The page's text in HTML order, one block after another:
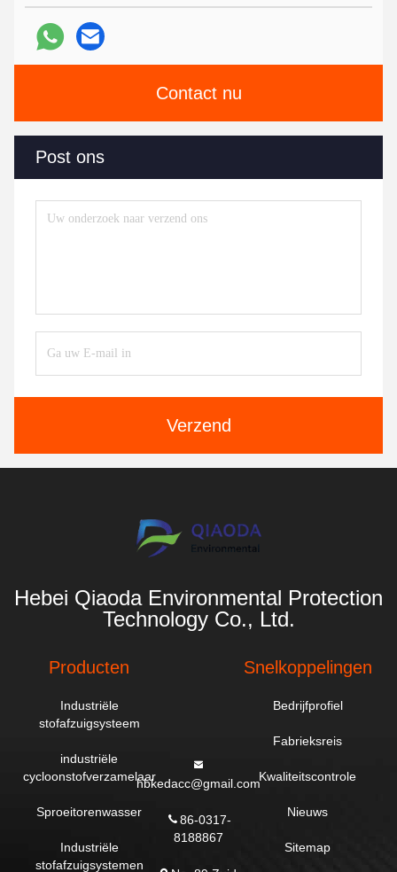
Contact nu
Post ons
Verzend
Hebei Qiaoda Environmental Protection
Technology Co., Ltd.
Producten
Industriële
stofafzuigsysteem
industriële
cycloonstofverzamelaar
Sproeitorenwasser
Industriële
stofafzuigsystemen
hbkedacc@gmail.com
86-0317-
8188867
Snelkoppelingen
Bedrijfprofiel
Fabrieksreis
Kwaliteitscontrole
Nieuws
Sitemap